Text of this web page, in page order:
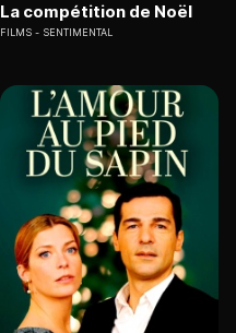
La compétition de Noël
FILMS SENTIMENTAL